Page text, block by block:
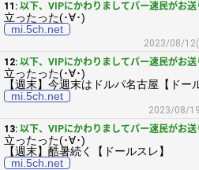
11: 以下、VIPにかわりましてパー速民がお
立ったった(･∀･)
mi.5ch.net
2023/08/
12: 以下、VIPにかわりましてパー速民がお
立ったった(･∀･)
【週末】今週末はドルパ名古屋【ドー
mi.5ch.net
2023/08/
13: 以下、VIPにかわりましてパー速民がお
立ったった(･∀･)
【週末】酷暑続く【ドールスレ】
mi.5ch.net